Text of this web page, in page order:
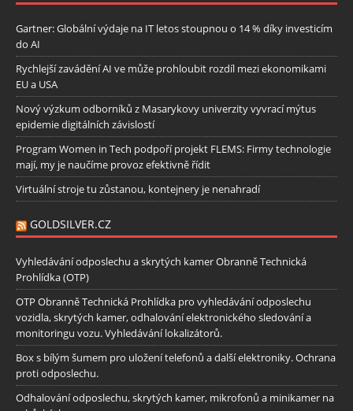
Gartner: Globální výdaje na IT letos stoupnou o 14 % díky investicím
do AI
Rychlejší zavádění AI ve může prohloubit rozdíl mezi ekonomikami
EU a USA
Nový výzkum odborníků z Masarykovy univerzity vyvrací mýtus
epidemie digitálních závislostí
Program Women in Tech podpoří projekt FLEMS: Firmy technologie
mají, my je naučíme provoz efektivně řídit
Virtuální stroje tu zůstanou, kontejnery je nenahradí
GOLDSILVER.CZ
Vyhledávání odposlechu a skrytých kamer Obranně Technická
Prohlídka (OTP)
OTP Obranně Technická Prohlídka pro vyhledávání odposlechu
vozidla, skrytých kamer, odhalování elektronického sledování a
monitoringu vozu. Vyhledávání lokalizátorů.
Box s bílým šumem pro uložení telefonů a další elektroniky. Ochrana
proti odposlechu.
Odhalování odposlechu, skrytých kamer, mikrofonů a minikamer na